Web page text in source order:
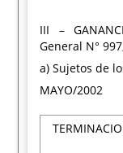
III –
General N°
a) Sujetos de
MAYO/2002